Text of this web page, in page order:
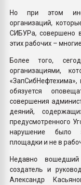
Но при этом
организаций,
СИБУРа, совершено
этих рабочих –
Более того,
организациями,
«ЗапСибНефтехима»,
обязуется
совершения
деяний,
предусмотренного
нарушение было
площадки и не в
Недавно
создатель и
Александр